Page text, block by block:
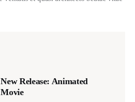
New Release: Animated
Movie